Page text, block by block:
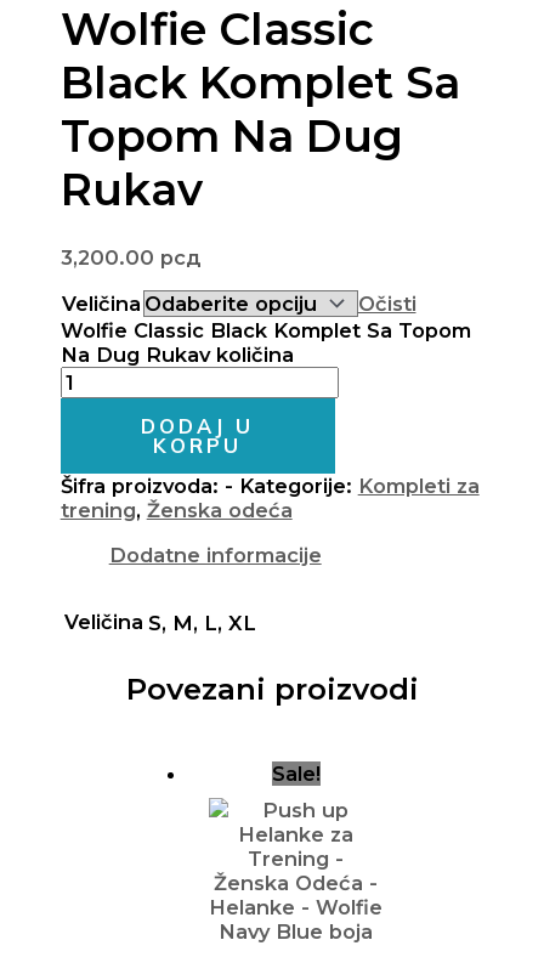
Wolfie Classic
Black Komplet Sa
Topom Na Dug
Rukav
3,200.00 рсд
Veličina
Očisti
Wolfie Classic Black Komplet Sa Topom
Na Dug Rukav količina
DODAJ U
KORPU
Šifra proizvoda: - Kategorije: Kompleti za
trening, Ženska odeća
Dodatne informacije
Veličina S, M, L, XL
Povezani proizvodi
Sale!